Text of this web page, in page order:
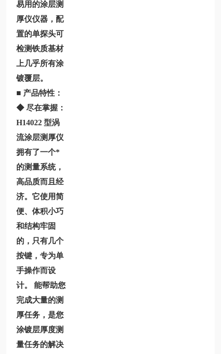
易用的涂层测
厚仪仪器，配
置的单探头可
检测铁质基材
上几乎所有涂
镀覆层。
■ 产品特性：
◆ 尽在掌握：
H14022型涡
流涂层测厚仪
拥有了一个*
的测量系统，
高品质而且经
济。它使用简
便、体积小巧
和结构牢固
的，只有几个
按键，专为单
手操作而设
计。
能帮助您
完成大量的测
厚任务，是您
涂镀层厚度测
量任务的解决